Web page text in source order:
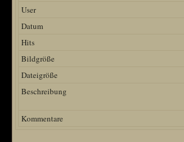
User
Datum
Hits
Bildgröße
Dateigröße
Beschreibung
Kommentare